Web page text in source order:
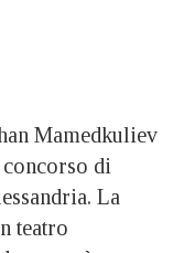
Mamedkuliev
di
La
teatro